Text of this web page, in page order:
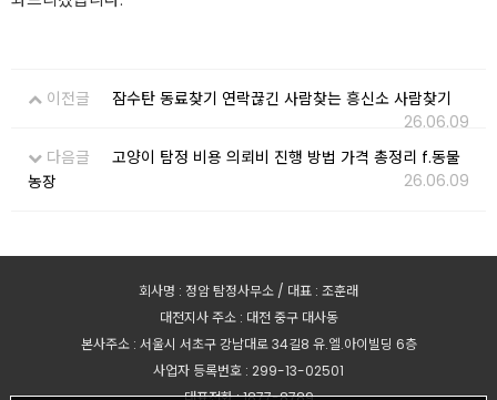
이전글
잠수탄 동료찾기 연락끊긴 사람찾는 흥신소 사람찾기
26.06.09
다음글
고양이 탐정 비용 의뢰비 진행 방법 가격 총정리 f.동물
농장
26.06.09
회사명 : 정암 탐정사무소 / 대표 : 조훈래
대전지사 주소 : 대전 중구 대사동
본사주소 : 서울시 서초구 강남대로 34길8 유.엘.아이빌딩 6층
사업자 등록번호 : 299-13-02501